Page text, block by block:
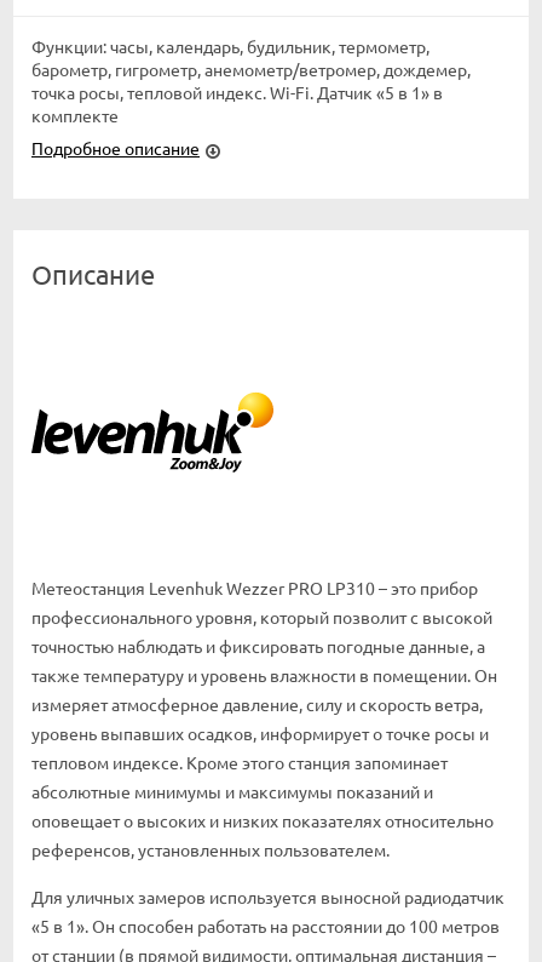
Функции: часы, календарь, будильник, термометр,
барометр, гигрометр, анемометр/ветромер, дождемер,
точка росы, тепловой индекс. Wi-Fi. Датчик «5 в 1» в
комплекте
Подробное описание
Описание
Метеостанция Levenhuk Wezzer PRO LP310 – это прибор
профессионального уровня, который позволит с высокой
точностью наблюдать и фиксировать погодные данные, а
также температуру и уровень влажности в помещении. Он
измеряет атмосферное давление, силу и скорость ветра,
уровень выпавших осадков, информирует о точке росы и
тепловом индексе. Кроме этого станция запоминает
абсолютные минимумы и максимумы показаний и
оповещает о высоких и низких показателях относительно
референсов, установленных пользователем.
Для уличных замеров используется выносной радиодатчик
«5 в 1». Он способен работать на расстоянии до 100 метров
от станции (в прямой видимости, оптимальная дистанция –